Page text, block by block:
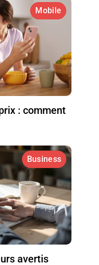
Mobile
: comment
Business
avertis